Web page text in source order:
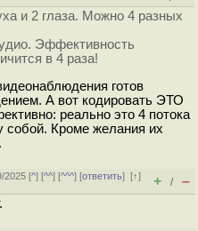
и 2 глаза. Можно 4 разных
Эффективность
в 4 раза!
готов
А вот кодировать ЭТО
реально это 4 потока
собой. Кроме желания их
2025 [^] [^^] [^^^] [ответить][↑]
+ / –